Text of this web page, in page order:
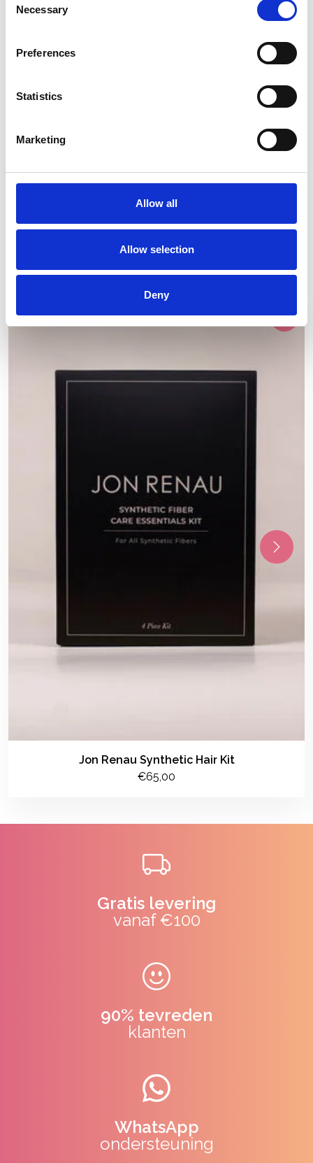
Selection
Necessary
Preferences
Statistics
Marketing
Allow all
Allow selection
Deny
Gerelateerde producten
Jon Renau Synthetic Hair Kit
€65,00
Gratis levering
vanaf €100
90% tevreden
klanten
WhatsApp
ondersteuning